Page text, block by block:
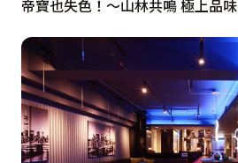
帝寶也失色！～山林共鳴 極上品味